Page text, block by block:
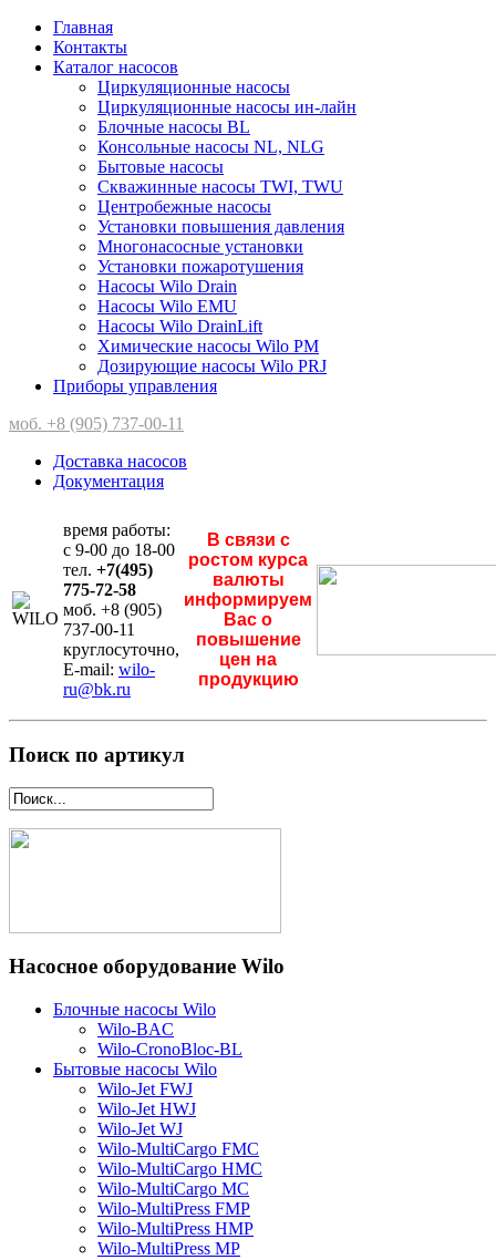
Главная
Контакты
Каталог насосов
Циркуляционные насосы
Циркуляционные насосы ин-лайн
Блочные насосы BL
Консольные насосы NL, NLG
Бытовые насосы
Скважинные насосы TWI, TWU
Центробежные насосы
Установки повышения давления
Многонасосные установки
Установки пожаротушения
Насосы Wilo Drain
Насосы Wilo EMU
Насосы Wilo DrainLift
Химические насосы Wilo PM
Дозирующие насосы Wilo PRJ
Приборы управления
моб. +8 (905) 737-00-11
Доставка насосов
Документация
время работы:
с 9-00 до 18-00
тел. +7(495)
775-72-58
моб. +8 (905)
737-00-11
круглосуточно,
E-mail: wilo-
ru@bk.ru
В связи с
ростом курса
валюты
информируем
Вас о
повышение
цен на
продукцию
Поиск по артикул
Насосное оборудование Wilo
Блочные насосы Wilo
Wilo-BAC
Wilo-CronoBloc-BL
Бытовые насосы Wilo
Wilo-Jet FWJ
Wilo-Jet HWJ
Wilo-Jet WJ
Wilo-MultiCargo FMC
Wilo-MultiCargo HMC
Wilo-MultiCargo MC
Wilo-MultiPress FMP
Wilo-MultiPress HMP
Wilo-MultiPress MP